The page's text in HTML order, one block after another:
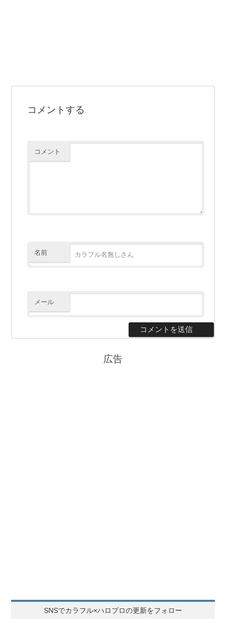
コメントする
コメント
名前
メール
広告
SNSでカラフル×ハロプロの更新をフォロー